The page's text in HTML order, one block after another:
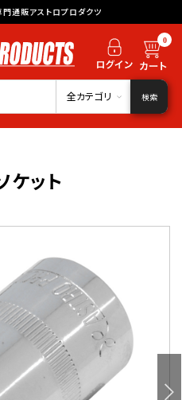
通販アストロプロダクツ
0
全カテゴリ 検索
ケット